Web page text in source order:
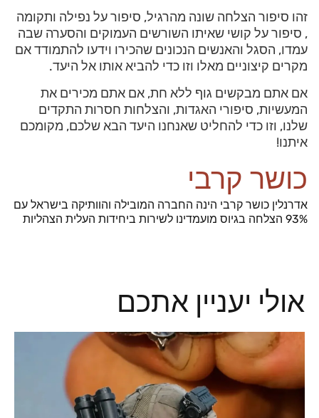
זהו סיפור הצלחה שונה מהרגיל, סיפור על נפילה ותקומה
, סיפור על קושי שאיתו השורשים העמוקים והסערה שבה
עמדו, הסגל והאנשים הנכונים שהכירו וידעו להתמודד אם
מקרים קיצוניים מאלו וזו כדי להביא אותו אל היעד.
אם אתם מבקשים גוף ללא חת, אם אתם מכירים את
המעשיות, סיפורי האגדות, והצלחות חסרות התקדים
שלנו, וזו כדי להחליט שאנחנו היעד הבא שלכם, מקומכם
איתנו!
כושר קרבי
אדרנלין כושר קרבי הינה החברה המובילה והוותיקה בישראל עם
93% הצלחה בגיוס מועמדינו לשירות ביחידות העלית הצהליות
אולי יעניין אתכם